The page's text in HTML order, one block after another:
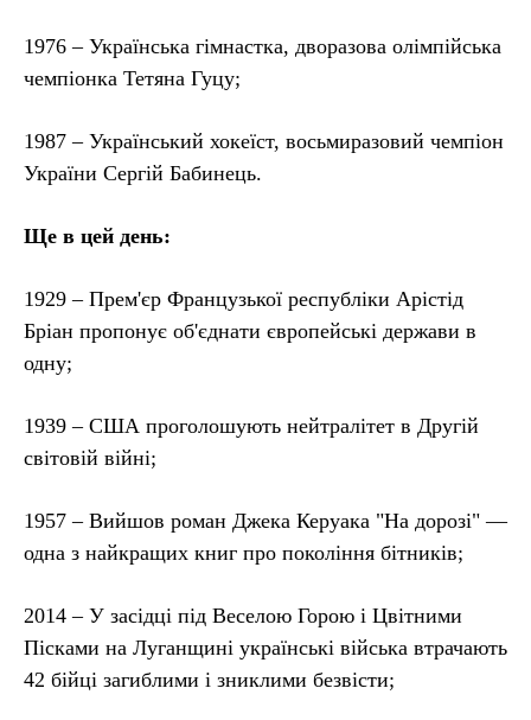
1976 – Українська гімнастка, дворазова олімпійська
чемпіонка Тетяна Гуцу;
1987 – Український хокеїст, восьмиразовий чемпіон
України Сергій Бабинець.
Ще в цей день:
1929 – Прем'єр Французької республіки Арістід
Бріан пропонує об'єднати європейські держави в
одну;
1939 – США проголошують нейтралітет в Другій
світовій війні;
1957 – Вийшов роман Джека Керуака "На дорозі" —
одна з найкращих книг про покоління бітників;
2014 – У засідці під Веселою Горою і Цвітними
Пісками на Луганщині українські війська втрачають
42 бійці загиблими і зниклими безвісти;